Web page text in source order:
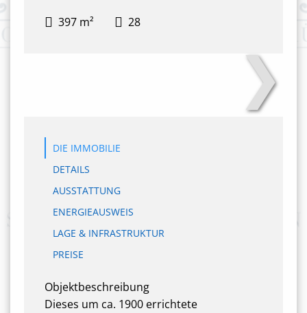
397 m² 28
❯
DIE IMMOBILIE
DETAILS
AUSSTATTUNG
ENERGIEAUSWEIS
LAGE & INFRASTRUKTUR
PREISE
Objektbeschreibung
Dieses um ca. 1900 errichtete